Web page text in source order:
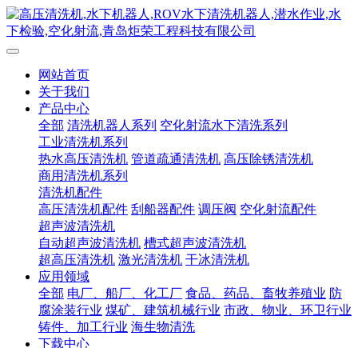
网站首页
关于我们
产品中心
全部 清洗机器人系列 空化射流水下清洗系列
工业清洗机系列
热水高压清洗机 管道疏通清洗机 高压除锈清洗机
商用清洗机系列
清洗机配件
高压清洗机配件 刮船器配件 调压阀 空化射流配件
超声波清洗机
自动超声波清洗机 槽式超声波清洗机
超高压清洗机 激光清洗机 干冰清洗机
应用领域
全部 电厂、船厂、化工厂 食品、药品、畜牧养殖业 防
腐涂装行业 煤矿、建筑机械行业 市政、物业、环卫行业
铸件、加工行业 海生物清洗
下载中心